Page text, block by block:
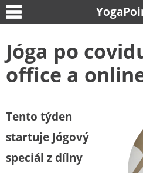
Jóga po
office a
Tento týden
startuje Jógový
speciál z dílny